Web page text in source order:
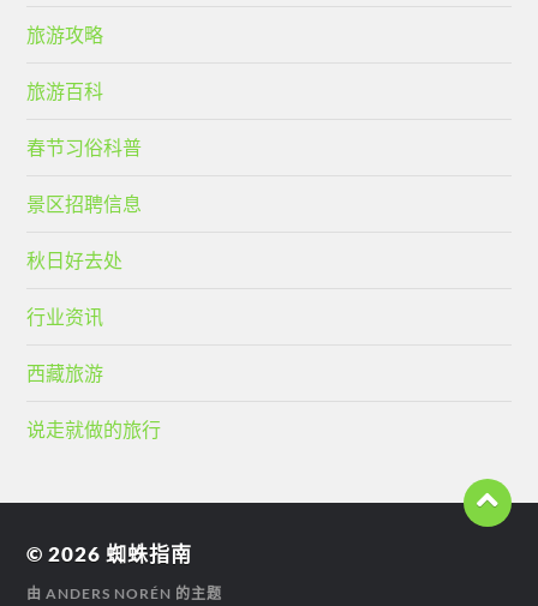
旅游攻略
旅游百科
春节习俗科普
景区招聘信息
秋日好去处
行业资讯
西藏旅游
说走就做的旅行
© 2026蜘蛛指南
由ANDERS NORÉN 的主题